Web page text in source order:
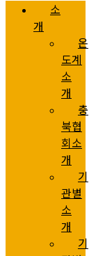
소
개
온
도계
소
개
충
북협
회소
개
기
관별
소
개
기